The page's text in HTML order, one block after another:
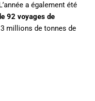
a également été
92 voyages de
millions de tonnes de